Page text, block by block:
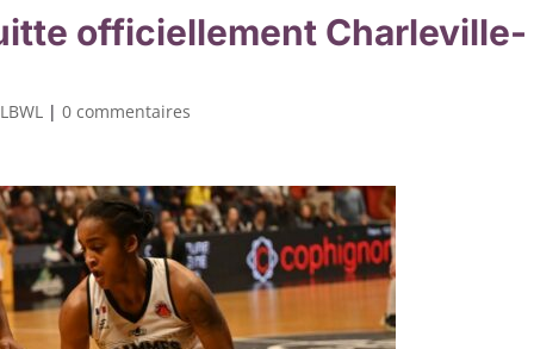
officiellement Charleville-
LBWL |0 commentaires